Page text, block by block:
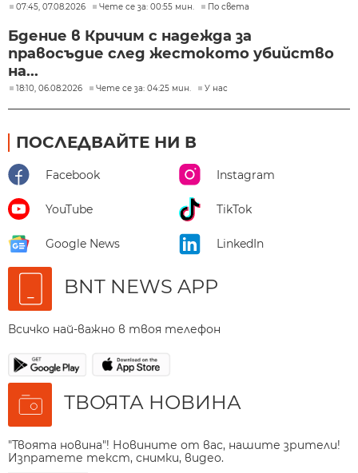
07:45, 07.08.2026 Чете се за: 00:55 мин. По света
Бдение в Кричим с надежда за
правосъдие след жестокото убийство
на...
18:10, 06.08.2026 Чете се за: 04:25 мин. У нас
ПОСЛЕДВАЙТЕ НИ В
Facebook Instagram
YouTube TikTok
Google News LinkedIn
BNT NEWS APP
Всичко най-важно в твоя телефон
ТВОЯТА НОВИНА
"Твоята новина"! Новините от вас, нашите зрители!
Изпратете текст, снимки, видео.